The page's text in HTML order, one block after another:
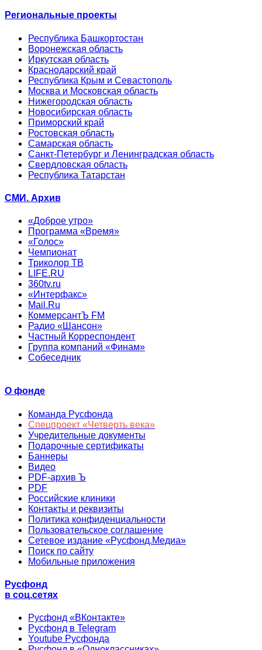
Региональные проекты
Республика Башкортостан
Воронежская область
Иркутская область
Краснодарский край
Республика Крым и Севастополь
Москва и Московская область
Нижегородская область
Новосибирская область
Приморский край
Ростовская область
Самарская область
Санкт-Петербург и Ленинградская область
Свердловская область
Республика Татарстан
СМИ. Архив
«Доброе утро»
Программа «Время»
«Голос»
Чемпионат
Триколор ТВ
LIFE.RU
360tv.ru
«Интерфакс»
Mail.Ru
КоммерсантЪ FM
Радио «Шансон»
Частный Корреспондент
Группа компаний «Финам»
Собеседник
О фонде
Команда Русфонда
Спецпроект «Четверть века»
Учредительные документы
Подарочные сертификаты
Баннеры
Видео
PDF-архив Ъ
PDF
Российские клиники
Контакты и реквизиты
Политика конфиденциальности
Пользовательское соглашение
Сетевое издание «Русфонд.Медиа»
Поиск по сайту
Мобильные приложения
Русфонд
в соц.сетях
Русфонд «ВКонтакте»
Русфонд в Telegram
Youtube Русфонда